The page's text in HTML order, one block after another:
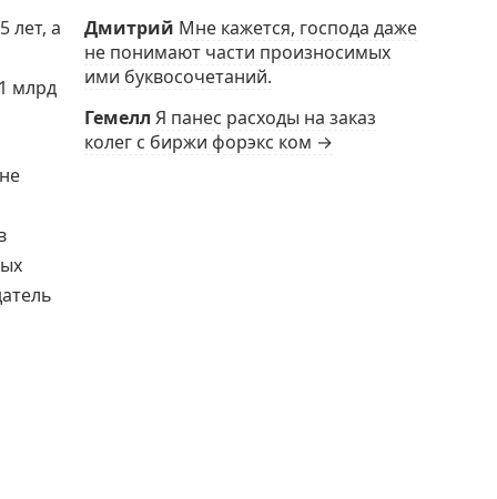
лет, а
млрд
Дмитрий Мне кажется, господа даже
не понимают части произносимых
ими буквосочетаний.
Гемелл Я панес расходы на заказ
колег с биржи форэкс ком →